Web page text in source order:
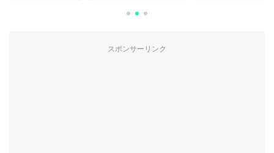
スポンサーリンク